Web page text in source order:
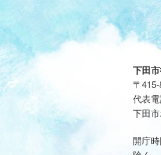
下田
〒
代表電
下田
開庁